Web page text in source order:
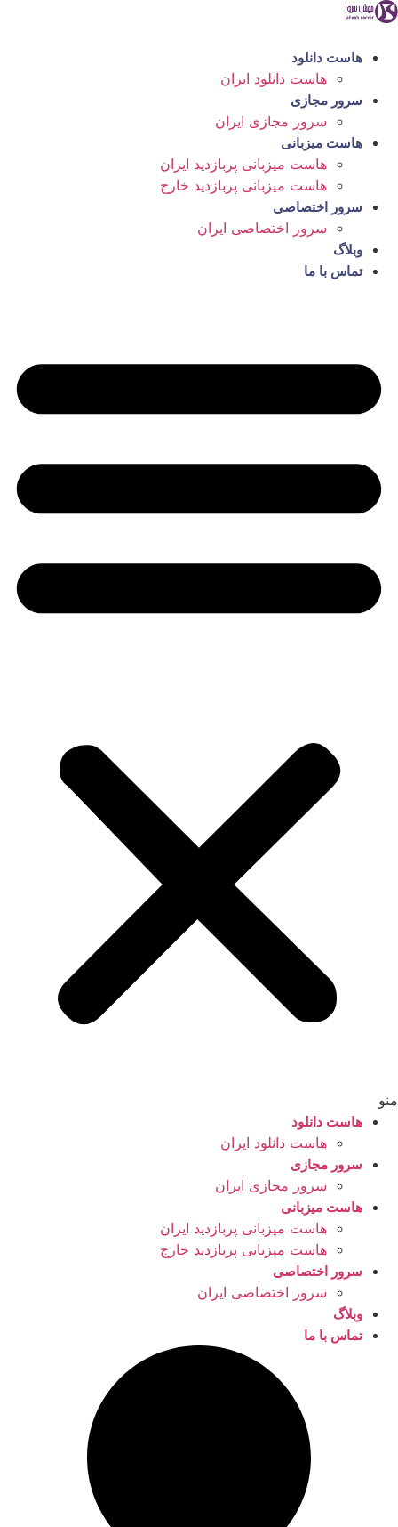
پرش
محتوا
هاست دانلود
هاست دانلود ایران
سرور مجازی
سرور مجازی ایران
هاست میزبانی
هاست میزبانی پربازدید ایران
هاست میزبانی پربازدید خارج
سرور اختصاصی
سرور اختصاصی ایران
وبلاگ
تماس با ما
منو
هاست دانلود
هاست دانلود ایران
سرور مجازی
سرور مجازی ایران
هاست میزبانی
هاست میزبانی پربازدید ایران
هاست میزبانی پربازدید خارج
سرور اختصاصی
سرور اختصاصی ایران
وبلاگ
تماس با ما